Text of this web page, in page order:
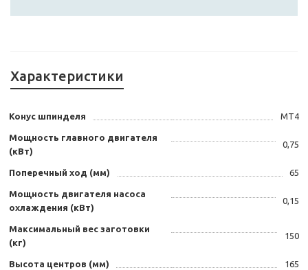
Характеристики
Конус шпинделя МТ4
Мощность главного двигателя
(кВт)
0,75
Поперечный ход (мм) 65
Мощность двигателя насоса
охлаждения (кВт)
0,15
Максимальный вес заготовки
(кг)
150
Высота центров (мм) 165